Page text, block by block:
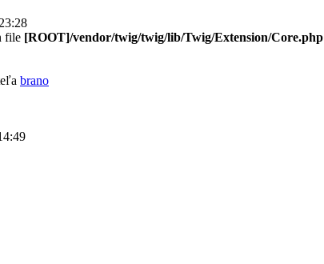
file [ROOT]/vendor/twig/twig/lib/Twig/Extension/Core.php
brano